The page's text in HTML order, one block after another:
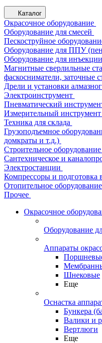
Каталог
Окрасочное оборудование
Оборудование для смесей
Пескоструйное
Оборудование для ППУ
Оборудование для
Магнитные сверлильные
фаскосниматели, заточные
Дрели и установки
Электроинструмент
Пневматический
Измерительный инструмент
Техника для склада
Грузоподъемное
домкраты и т.д.)
Строительное
Сантехническое и
Электростанции
Компрессоры и подготовка
Отопительное оборудование
Прочее
Окрасочное
Оборудование
Аппараты
Шнековые
Еще
Оснастка
Бункера
Валики и
Вертлюги
Еще